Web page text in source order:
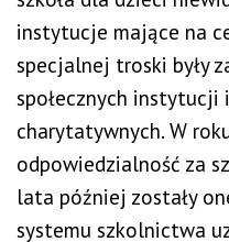
instytucje mające na
specjalnej troski były
społecznych instytucji
charytatywnych. W
odpowiedzialność za
lata później zostały
systemu szkolnictwa